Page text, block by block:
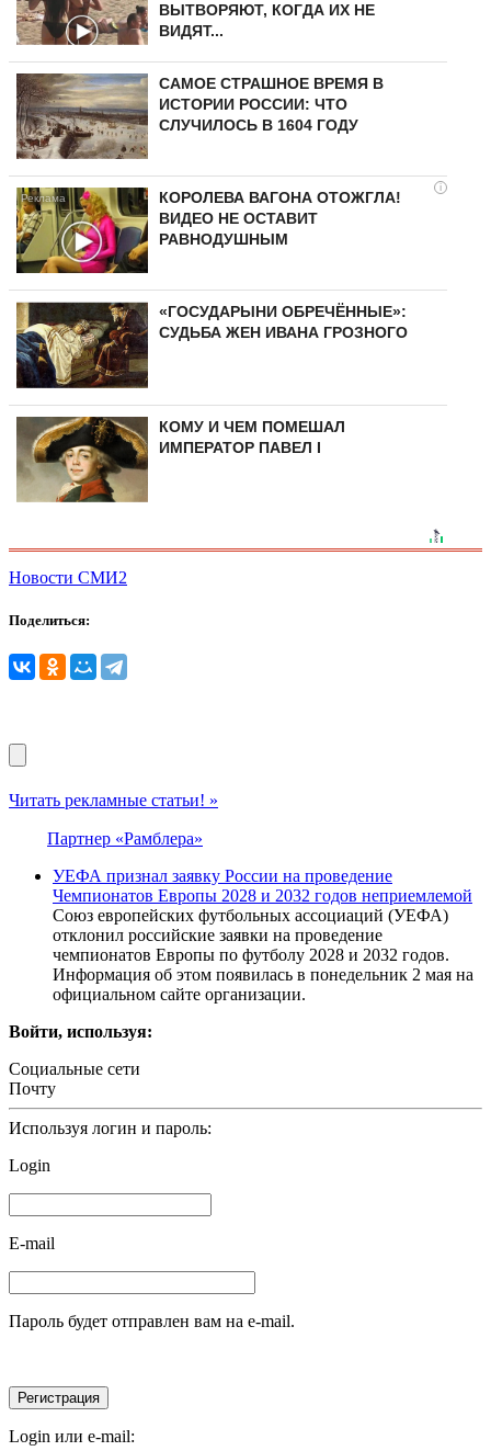
ВЫТВОРЯЮТ, КОГДА ИХ НЕ
ВИДЯТ...
САМОЕ СТРАШНОЕ ВРЕМЯ В
ИСТОРИИ РОССИИ: ЧТО
СЛУЧИЛОСЬ В 1604 ГОДУ
i
КОРОЛЕВА ВАГОНА ОТОЖГЛА!
ВИДЕО НЕ ОСТАВИТ
РАВНОДУШНЫМ
«ГОСУДАРЫНИ ОБРЕЧЁННЫЕ»:
СУДЬБА ЖЕН ИВАНА ГРОЗНОГО
КОМУ И ЧЕМ ПОМЕШАЛ
ИМПЕРАТОР ПАВЕЛ I
Новости СМИ2
Поделиться:
Читать рекламные статьи! »
Партнер «Рамблера»
УЕФА признал заявку России на проведение
Чемпионатов Европы 2028 и 2032 годов неприемлемой
Союз европейских футбольных ассоциаций (УЕФА)
отклонил российские заявки на проведение
чемпионатов Европы по футболу 2028 и 2032 годов.
Информация об этом появилась в понедельник 2 мая на
официальном сайте организации.
Войти, используя:
Социальные сети
Почту
Используя логин и пароль:
Login
E-mail
Пароль будет отправлен вам на e-mail.
Login или e-mail: